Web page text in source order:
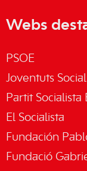
Webs
PSOE
Joventuts
Partit Socialista
El Socialista
Fundación
Fundació